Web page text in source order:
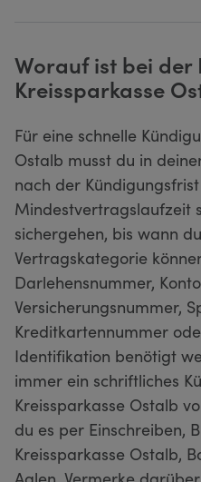
Worauf ist bei der
Kreissparkasse
Für eine schnelle
Ostalb musst du in
nach der
Mindestvertragslaufzeit
sichergehen, bis wann
Vertragskategorie
Darlehensnummer,
Versicherungsnummer,
Kreditkartennummer
Identifikation benötigt
immer ein schriftliches
Kreissparkasse Ostalb
du es per Einschreiben,
Kreissparkasse Ostalb,